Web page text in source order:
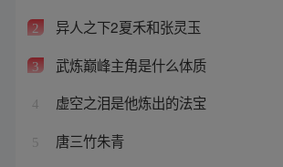
2 异人之下2夏禾和张灵玉
3 武炼巅峰主角是什么体质
4 虚空之泪是他炼出的法宝
5 唐三竹朱青